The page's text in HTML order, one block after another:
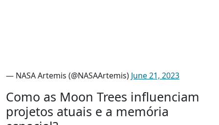
— NASA Artemis (@NASAArtemis) June 21, 2023
Como as Moon Trees influenciam
projetos atuais e a memória